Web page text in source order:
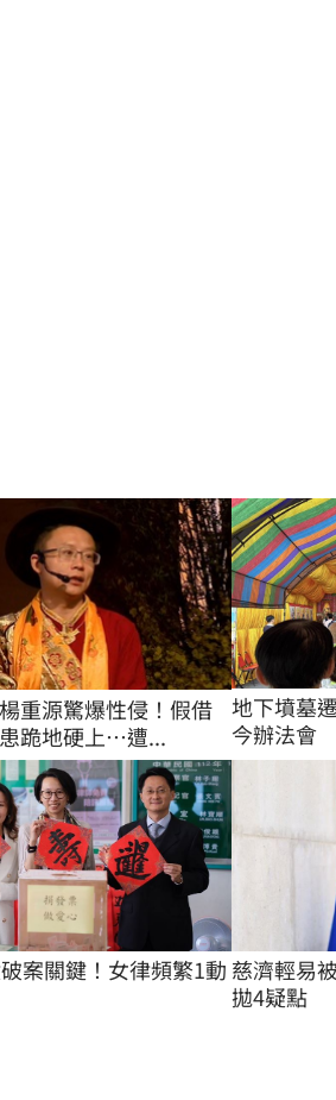
重源驚爆性侵！假借
跪地硬上…遭...
地下墳墓
今辦法會
案關鍵！女律頻繁1動 慈濟輕易
拋4疑點